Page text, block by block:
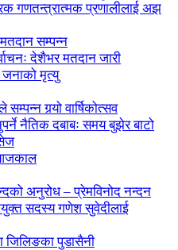
गणतन्त्रात्मक प्रणालीलाई अझ
सम्पन्न
देशैभर मतदान जारी
जनाको मृत्यु
गर्‍यो वार्षिकोत्सव
नैतिक दबाबः समय बुझेर बाटो
अनुरोध – प्रेमविनोद नन्दन
सदस्य गणेश सुवेदीलाई
जिलिङका पुडासैनी